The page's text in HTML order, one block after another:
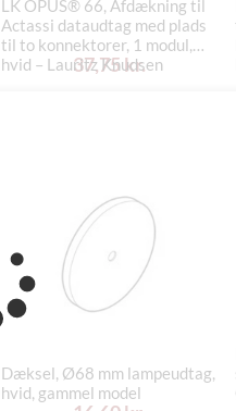
LK OPUS® 66, Afdækning til
Actassi dataudtag med plads
til to konnektorer, 1 modul,
hvid – Lauritz Knudsen
37,75 kr.
Dæksel, Ø68 mm lampeudtag,
hvid, gammel model